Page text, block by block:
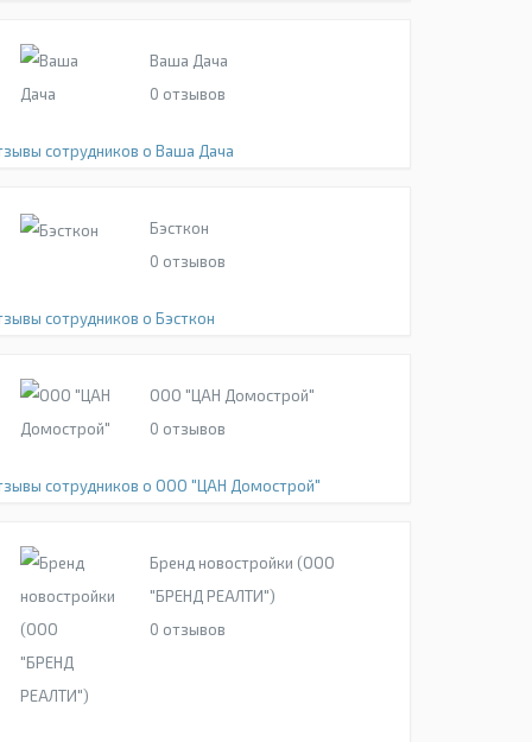
Ваша Дача
0 отзывов
сотрудников о Ваша Дача
Бэсткон
0 отзывов
сотрудников о Бэсткон
ООО "ЦАН Домострой"
0 отзывов
сотрудников о ООО "ЦАН Домострой"
Бренд новостройки (ООО
"БРЕНД РЕАЛТИ")
0 отзывов